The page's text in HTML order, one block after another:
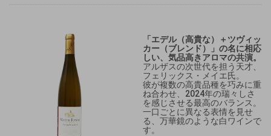
「エデル（高貴な）＋ツヴィッ
カー（ブレンド）」の名に相応
しい、気品高きアロマの共演。
アルザスの次世代を担う天才、
フェリックス・メイエ氏。
彼が複数の高貴品種を巧みに重
ね合わせ、2024年の瑞々しさ
を感じさせる最高のバランス。
一口ごとに異なる表情を見せ
る、万華鏡のような白ワインで
す。